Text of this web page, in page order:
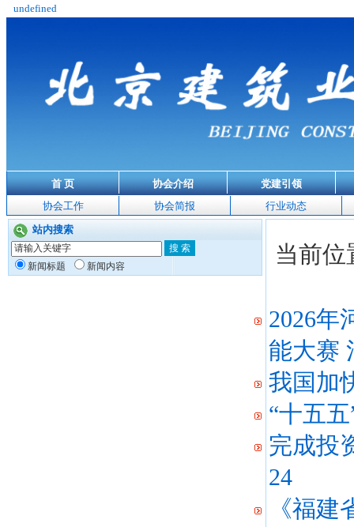
undefined
首 页 协会介绍
党建引领
协会工作
协会简报
行业动态
站内搜索
新闻标题 新闻内容 当前位
2026年
能大赛
我国加
“十五
完成投
24
《福